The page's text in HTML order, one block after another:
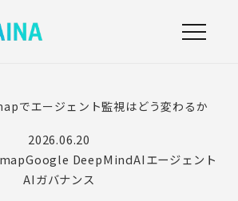
でエージェント監視はどう変わるか
2026.06.20
Google DeepMindAIエージェント
AIガバナンス